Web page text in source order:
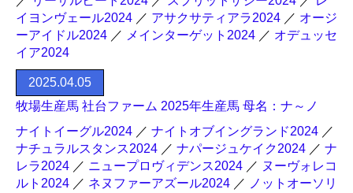
イヨンヴェール2024 ／ アサクサティアラ2024 ／ オージ
ーアイドル2024 ／ メインターゲット2024 ／ オデュッセ
イア2024
2025.04.05
牧場生産馬 社台ファーム 2025年生産馬 母名：ナ～ノ
ナイトイーグル2024 ／ ナイトオブイングランド2024 ／
ナチュラルスタンス2024 ／ ナパージュケイク2024 ／ ナ
レラ2024 ／ ニュープロヴィデンス2024 ／ ヌーヴォレコ
ルト2024 ／ ネヌファーアズール2024 ／ ノットオーソリ